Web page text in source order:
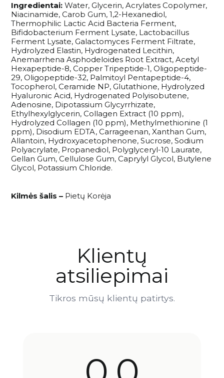
Ingredientai: Water, Glycerin, Acrylates Copolymer,
Niacinamide, Carob Gum, 1,2-Hexanediol,
Thermophilic Lactic Acid Bacteria Ferment,
Bifidobacterium Ferment Lysate, Lactobacillus
Ferment Lysate, Galactomyces Ferment Filtrate,
Hydrolyzed Elastin, Hydrogenated Lecithin,
Anemarrhena Asphodeloides Root Extract, Acetyl
Hexapeptide-8, Copper Tripeptide-1, Oligopeptide-
29, Oligopeptide-32, Palmitoyl Pentapeptide-4,
Tocopherol, Ceramide NP, Glutathione, Hydrolyzed
Hyaluronic Acid, Hydrogenated Polyisobutene,
Adenosine, Dipotassium Glycyrrhizate,
Ethylhexylglycerin, Collagen Extract (10 ppm),
Hydrolyzed Collagen (10 ppm), Methylmethionine (1
ppm), Disodium EDTA, Carrageenan, Xanthan Gum,
Allantoin, Hydroxyacetophenone, Sucrose, Sodium
Polyacrylate, Propanediol, Polyglyceryl-10 Laurate,
Gellan Gum, Cellulose Gum, Caprylyl Glycol, Butylene
Glycol, Potassium Chloride.
Kilmės šalis – Pietų Korėja
Klientų
atsiliepimai
Tikros mūsų klientų patirtys.